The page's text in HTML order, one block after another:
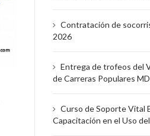
Contratación de
2026
Entrega de trofeos del
de Carreras Populares
Curso de Soporte Vital
Capacitación en el Uso